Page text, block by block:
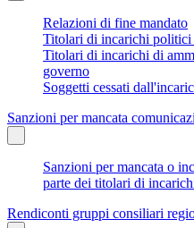
Relazioni di fine mandato
Titolari di incarichi politici
Titolari di incarichi di
governo
Soggetti cessati
Sanzioni per mancata
Sanzioni per mancata o
parte dei titolari di
Rendiconti gruppi consiliari